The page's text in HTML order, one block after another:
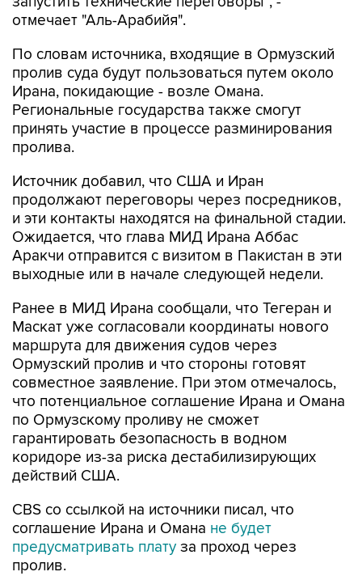
отмечает "Аль-Арабийя".
По словам источника, входящие в Ормузский
пролив суда будут пользоваться путем около
Ирана, покидающие - возле Омана.
Региональные государства также смогут
принять участие в процессе разминирования
пролива.
Источник добавил, что США и Иран
продолжают переговоры через посредников,
и эти контакты находятся на финальной стадии.
Ожидается, что глава МИД Ирана Аббас
Аракчи отправится с визитом в Пакистан в эти
выходные или в начале следующей недели.
Ранее в МИД Ирана сообщали, что Тегеран и
Маскат уже согласовали координаты нового
маршрута для движения судов через
Ормузский пролив и что стороны готовят
совместное заявление. При этом отмечалось,
что потенциальное соглашение Ирана и Омана
по Ормузскому проливу не сможет
гарантировать безопасность в водном
коридоре из-за риска дестабилизирующих
действий США.
CBS со ссылкой на источники писал, что
соглашение Ирана и Омана не будет
предусматривать плату за проход через
пролив.